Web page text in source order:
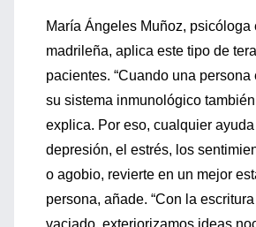
María Ángeles Muñoz, psicóloga
madrileña, aplica este tipo de
pacientes. “Cuando una persona
su sistema inmunológico también
explica. Por eso, cualquier
depresión, el estrés, los
o agobio, revierte en un mejor
persona, añade. “Con la
vaciado, exteriorizamos ideas